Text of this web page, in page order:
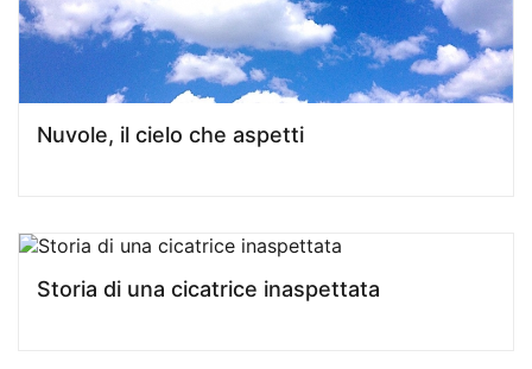
Nuvole, il cielo che aspetti
Storia di una cicatrice inaspettata